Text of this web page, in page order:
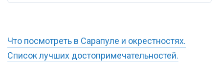
Что посмотреть в Сарапуле и окрестностях.
Список лучших достопримечательностей.